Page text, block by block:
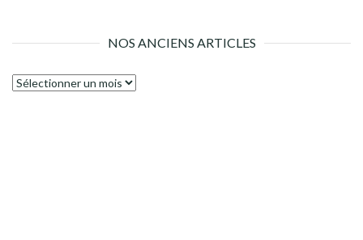
NOS ANCIENS ARTICLES
Nos